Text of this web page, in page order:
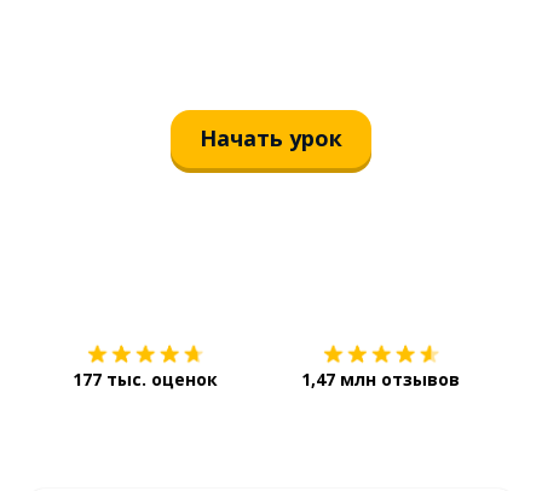
Начать урок
177 тыс. оценок 1,47 млн отзывов